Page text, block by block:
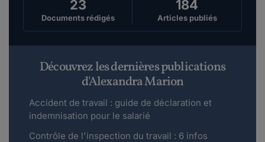
23
Documents rédigés
184
Articles publiés
Découvrez les dernières publications
d'Alexandra Marion
Accident de travail : guide de déclaration et
indemnisation pour le salarié
Contrôle de l'inspection du travail : 6 infos